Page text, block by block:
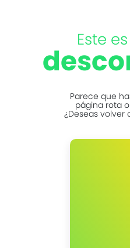
Este
Parece que
página rota
¿Deseas volver